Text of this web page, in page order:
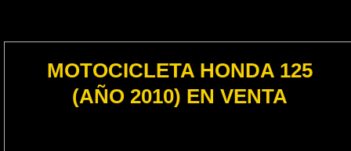
MOTOCICLETA HONDA 125
(AÑO 2010) EN VENTA